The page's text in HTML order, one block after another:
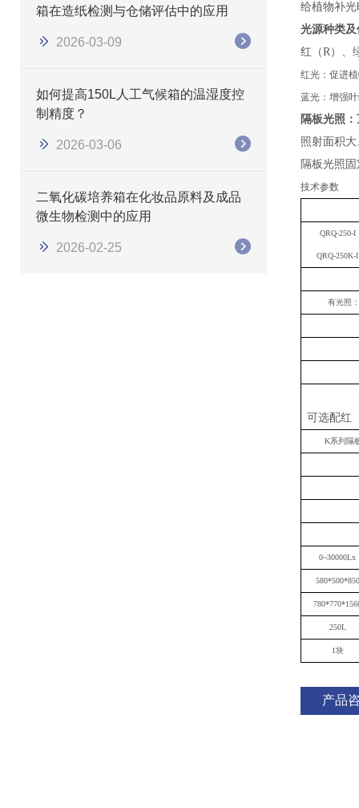
箱在造纸检测与仓储评估中的应用
2026-03-09
如何提高150L人工气候箱的温湿度控
制精度？
2026-03-06
二氧化碳培养箱在化妆品原料及成品
微生物检测中的应用
2026-02-25
给植物补
光源种类及
红（R）、
红光：促进
蓝光：增强
隔板光照
照射面积
隔板光照
技术参数
QRQ-250-I
QRQ-250K-I
有光照：
可选配红
K系列隔
0~30000Lx
580*500*850
250L
1块
产品